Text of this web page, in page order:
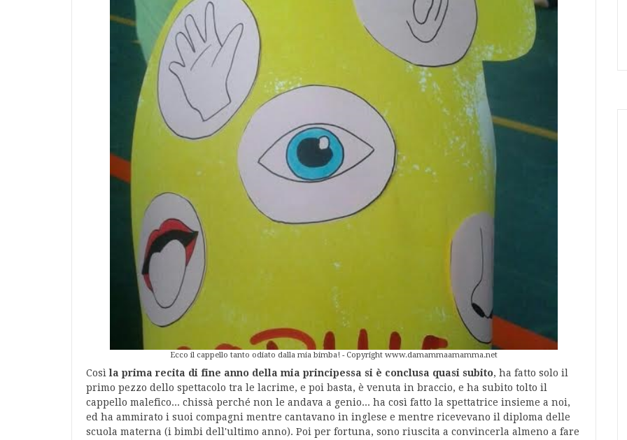
Ecco il cappello tanto odiato dalla mia bimba! - Copyright www.damammaamamma.net
Cosìla prima recita di fine anno della mia principessa si è conclusa quasi subito, ha fatto solo il
primo pezzo dello spettacolo tra le lacrime, e poi basta, è venuta in braccio, e ha subito tolto il
cappello malefico... chissà perché non le andava a genio... ha così fatto la spettatrice insieme a noi,
ed ha ammirato i suoi compagni mentre cantavano in inglese e mentre ricevevano il diploma delle
scuola materna (i bimbi dell'ultimo anno). Poi per fortuna, sono riuscita a convincerla almeno a fare